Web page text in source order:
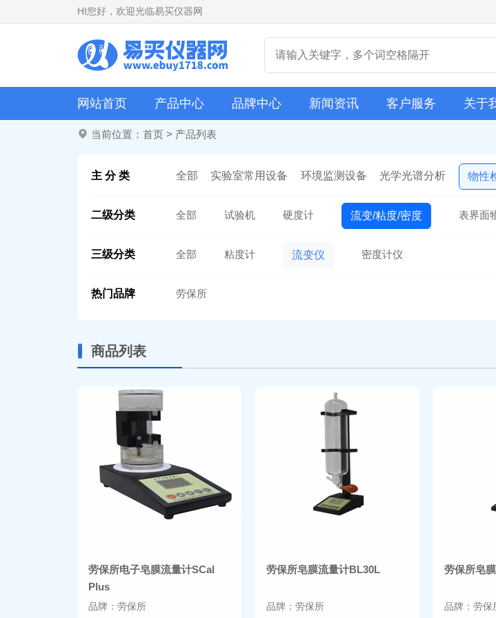
HI您好，欢迎光临易买仪器网
网站首页 产品中心 品牌中心 新闻资讯 客户服务 关于
当前位置： 首页 > 产品列表
主 分 类 全部 实验室常用设备 环境监测设备 光学光谱分析 物性
二级分类 全部 试验机 硬度计 流变/粘度/密度 表界面
三级分类 全部 粘度计 流变仪 密度计仪
热门品牌 劳保所
商品列表
劳保所电子皂膜流量计SCal
Plus
品牌：劳保所
劳保所皂膜流量计BL30L
品牌：劳保所
劳保所皂
品牌：劳保